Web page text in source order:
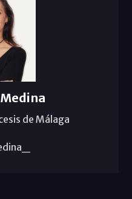
de Málaga